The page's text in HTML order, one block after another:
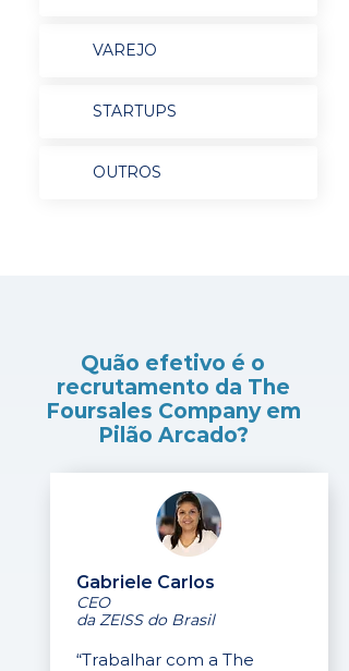
VAREJO
STARTUPS
OUTROS
Quão efetivo é o
recrutamento da The
Foursales Company em
Pilão Arcado?
Gabriele Carlos
CEO
da ZEISS do Brasil
“Trabalhar com a The